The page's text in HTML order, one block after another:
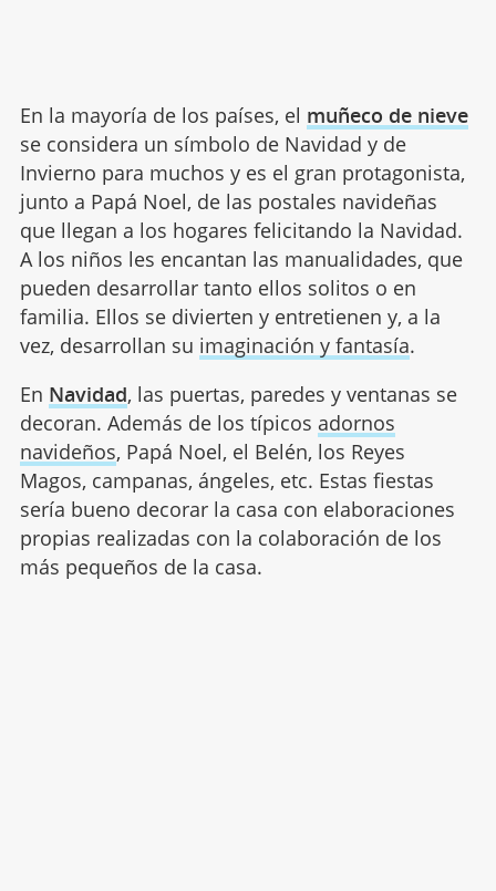
En la mayoría de los países, el muñeco de nieve
se considera un símbolo de Navidad y de
Invierno para muchos y es el gran protagonista,
junto a Papá Noel, de las postales navideñas
que llegan a los hogares felicitando la Navidad.
A los niños les encantan las manualidades, que
pueden desarrollar tanto ellos solitos o en
familia. Ellos se divierten y entretienen y, a la
vez, desarrollan su imaginación y fantasía.
En Navidad, las puertas, paredes y ventanas se
decoran. Además de los típicos adornos
navideños, Papá Noel, el Belén, los Reyes
Magos, campanas, ángeles, etc. Estas fiestas
sería bueno decorar la casa con elaboraciones
propias realizadas con la colaboración de los
más pequeños de la casa.